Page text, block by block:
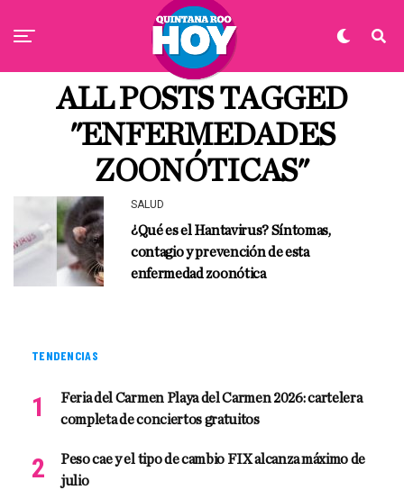
ALL POSTS TAGGED
"ENFERMEDADES
ZOONÓTICAS"
SALUD
¿Qué es el Hantavirus? Síntomas,
contagio y prevención de esta
enfermedad zoonótica
TENDENCIAS
Feria del Carmen Playa del Carmen 2026: cartelera
completa de conciertos gratuitos
Peso cae y el tipo de cambio FIX alcanza máximo de
julio